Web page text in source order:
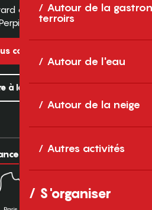
Autour de la
terroirs
Autour de l'eau
Autour de la neige
Autres activités
S'organiser
des Pyrénées
Cedex
contacter
à la newsletter
Europe